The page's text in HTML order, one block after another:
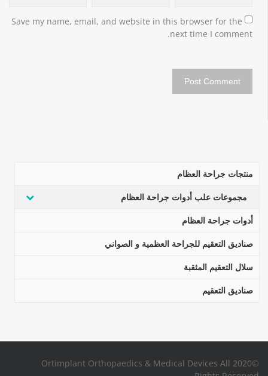
Save my name, email, and website in this browser for the
next time I comment.
منتجات جراحة العظام
مجموعات علب أدوات جراحة العظام
أدوات جراحة العظام
صناديق التعقيم للجراحة العظمية و الصواني
سلال التعقيم المثقبة
صناديق التعقيم
©2020 Ortimplant Orthopaedics & Medical Devices All